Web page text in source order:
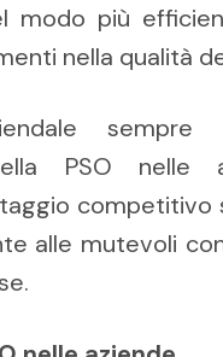
modo più
nella qualità
sempre
PSO nelle
competitivo
alle mutevoli